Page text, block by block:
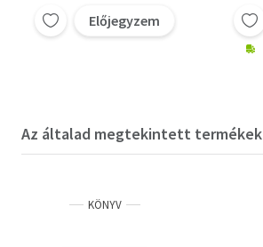
Előjegyzem
Az általad megtekintett termékek
KÖNYV